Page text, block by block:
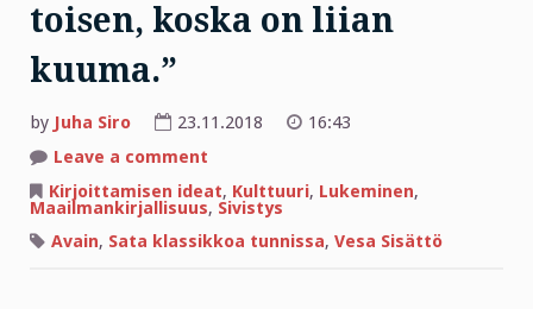
toisen, koska on liian
kuuma.”
by Juha Siro 23.11.2018
16:43
Leave a comment
sata
klassikkoa
tunnissa:
”Mies
Kirjoittamisen ideat, Kulttuuri, Lukeminen,
Maailmankirjallisuus, Sivistys
Avain, Sata klassikkoa tunnissa, Vesa Sisättö